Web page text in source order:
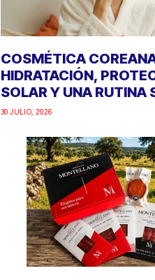
COSMÉTICA
HIDRATACIÓN,
SOLAR Y UNA RUTINA
30 JULIO, 2026